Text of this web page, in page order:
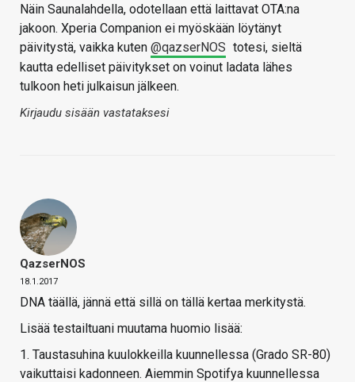
Näin Saunalahdella, odotellaan että laittavat OTA:na
jakoon. Xperia Companion ei myöskään löytänyt
päivitystä, vaikka kuten @qazserNOS totesi, sieltä
kautta edelliset päivitykset on voinut ladata lähes
tulkoon heti julkaisun jälkeen.
Kirjaudu sisään vastataksesi
QazserNOS
18.1.2017
DNA täällä, jännä että sillä on tällä kertaa merkitystä.
Lisää testailtuani muutama huomio lisää:
1. Taustasuhina kuulokkeilla kuunnellessa (Grado SR-80)
vaikuttaisi kadonneen. Aiemmin Spotifya kuunnellessa